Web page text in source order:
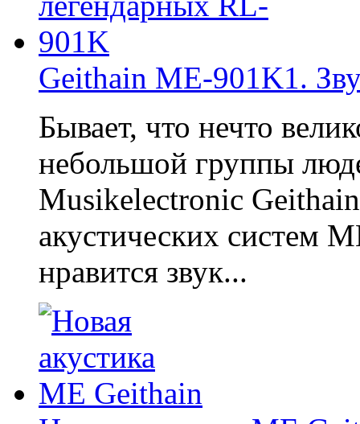
Geithain ME-901K1.
Бывает, что нечто
небольшой группы
Musikelectronic
акустических систем
нравится звук...